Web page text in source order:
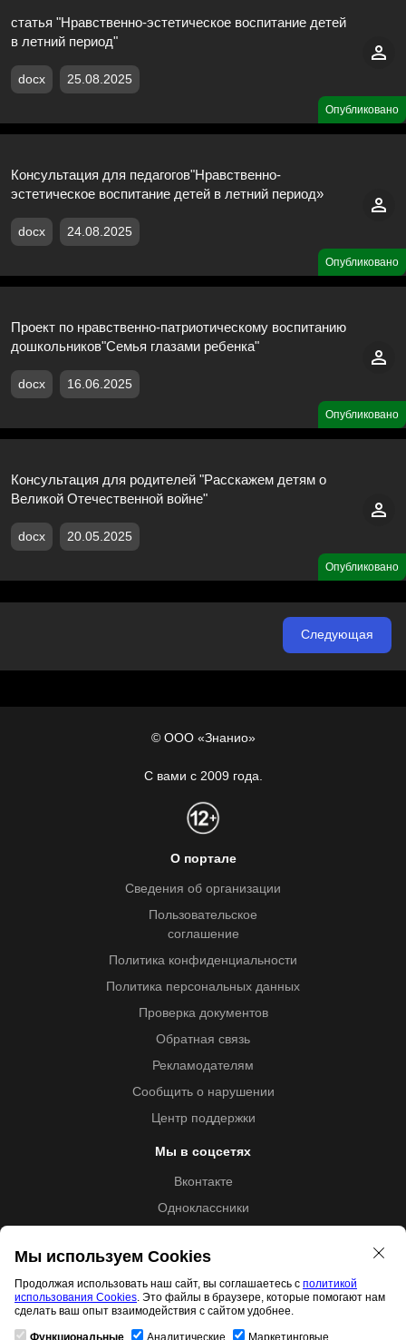
Опубликовано
статья "Нравственно-эстетическое воспитание детей
в летний период"
docx 25.08.2025
Опубликовано
Консультация для педагогов"Нравственно-
эстетическое воспитание детей в летний период»
docx 24.08.2025
Опубликовано
Проект по нравственно-патриотическому воспитанию
дошкольников"Семья глазами ребенка"
docx 16.06.2025
Опубликовано
Консультация для родителей "Расскажем детям о
Великой Отечественной войне"
docx 20.05.2025
Следующая
© ООО «Знанио»
С вами с 2009 года.
О портале
Сведения об организации
Пользовательское
соглашение
Политика конфиденциальности
Политика персональных данных
Проверка документов
Обратная связь
Рекламодателям
Сообщить о нарушении
Центр поддержки
Мы в соцсетях
Вконтакте
Одноклассники
Образовательная лицензия №5257 от 09.09.2020 (Л035-
01253-67/00192487)
Мы используем Cookies
Продолжая использовать наш сайт, вы соглашаетесь с политикой
использования Cookies. Это файлы в браузере, которые помогают нам
сделать ваш опыт взаимодействия с сайтом удобнее.
Функциональные Аналитические Маркетинговые